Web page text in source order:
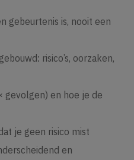
gebeurtenis is, nooit een
risico’s, oorzaken,
gevolgen) en hoe je de
je geen risico mist
en